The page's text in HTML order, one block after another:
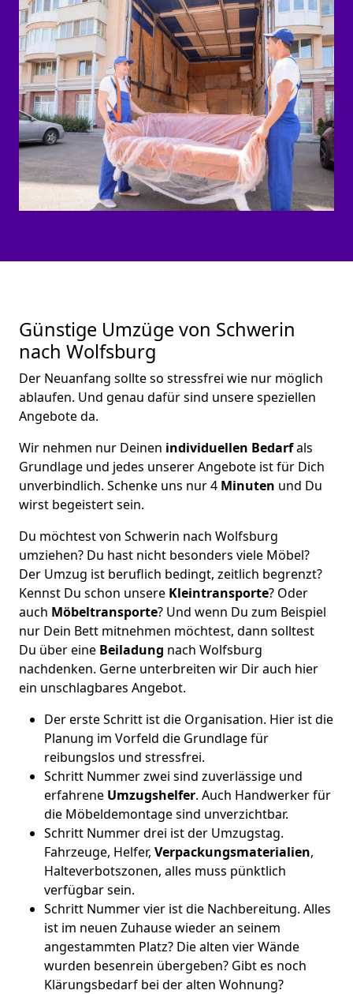
Günstige Umzüge von Schwerin
nach Wolfsburg
Der Neuanfang sollte so stressfrei wie nur möglich
ablaufen. Und genau dafür sind unsere speziellen
Angebote da.
Wir nehmen nur Deinen individuellen Bedarfals
Grundlage und jedes unserer Angebote ist für Dich
unverbindlich. Schenke uns nur 4 Minuten und Du
wirst begeistert sein.
Du möchtest von Schwerin nach Wolfsburg
umziehen? Du hast nicht besonders viele Möbel?
Der Umzug ist beruflich bedingt, zeitlich begrenzt?
Kennst Du schon unsere Kleintransporte? Oder
auch Möbeltransporte? Und wenn Du zum Beispiel
nur Dein Bett mitnehmen möchtest, dann solltest
Du über eine Beiladung nach Wolfsburg
nachdenken. Gerne unterbreiten wir Dir auch hier
ein unschlagbares Angebot.
Der erste Schritt ist die Organisation. Hier ist die
Planung im Vorfeld die Grundlage für
reibungslos und stressfrei.
Schritt Nummer zwei sind zuverlässige und
erfahrene Umzugshelfer. Auch Handwerker für
die Möbeldemontage sind unverzichtbar.
Schritt Nummer drei ist der Umzugstag.
Fahrzeuge, Helfer, Verpackungsmaterialien,
Halteverbotszonen, alles muss pünktlich
verfügbar sein.
Schritt Nummer vier ist die Nachbereitung. Alles
ist im neuen Zuhause wieder an seinem
angestammten Platz? Die alten vier Wände
wurden besenrein übergeben? Gibt es noch
Klärungsbedarf bei der alten Wohnung?